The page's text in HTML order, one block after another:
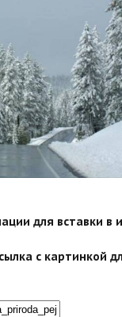
для вставки в
с картинкой